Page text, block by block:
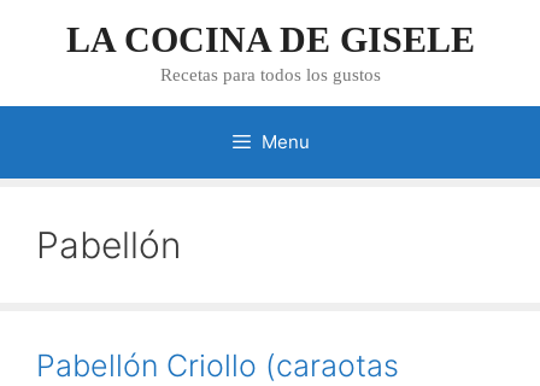
LA COCINA DE GISELE
Recetas para todos los gustos
Menu
Pabellón
Pabellón Criollo (caraotas